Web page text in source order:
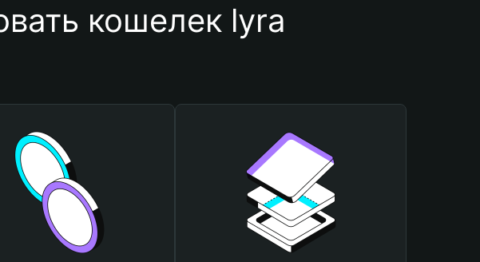
кошелек lyra